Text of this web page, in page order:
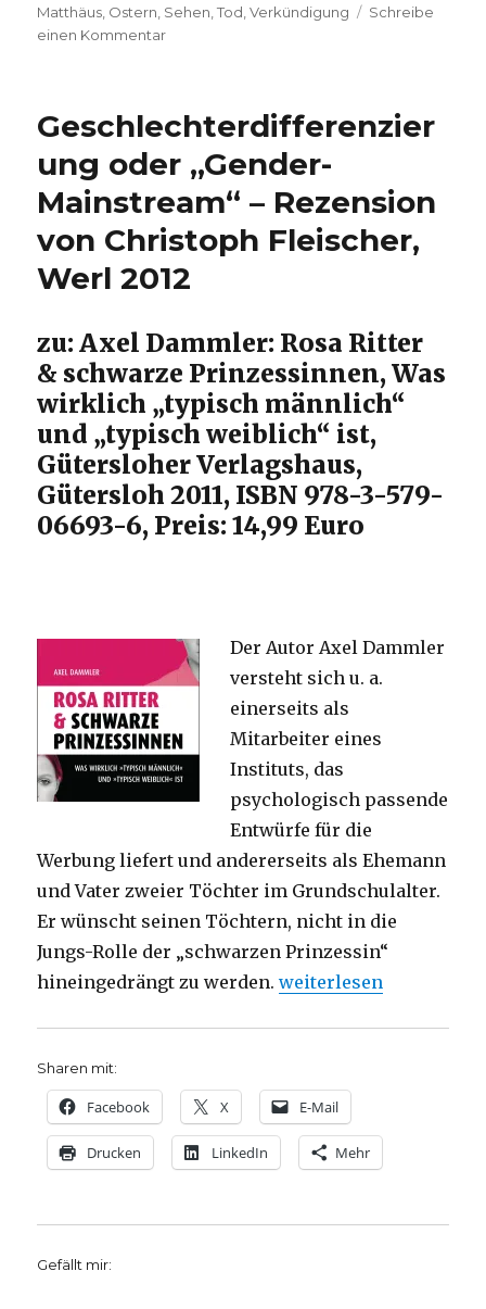
Matthäus, Ostern, Sehen,Tod,Verkündigung
Schreibe
einen Kommentarzu
2015
Matthäus
28,
1-
10,
Christoph
Fleischer,
Geschlechterdifferenzier
ung oder „Gender-
Mainstream“ – Rezension
von Christoph Fleischer,
Werl 2012
zu: Axel Dammler: Rosa Ritter
& schwarze Prinzessinnen, Was
wirklich „typisch männlich“
und „typisch weiblich“ ist,
Gütersloher Verlagshaus,
Gütersloh 2011, ISBN 978-3-579-
06693-6, Preis: 14,99 Euro
Der Autor Axel Dammler
versteht sich u. a.
einerseits als
Mitarbeiter eines
Instituts, das
psychologisch passende
Entwürfe für die
Werbung liefert und andererseits als Ehemann
und Vater zweier Töchter im Grundschulalter.
Er wünscht seinen Töchtern, nicht in die
Jungs-Rolle der „schwarzen Prinzessin“
hineingedrängt zu werden.weiterlesen
Sharen mit:
Facebook X E-Mail
Drucken LinkedIn Mehr
Gefällt mir: